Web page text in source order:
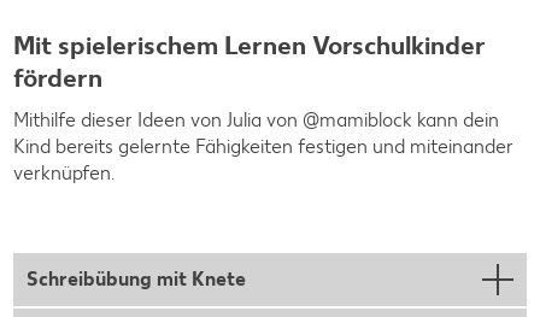
Mit spielerischem Lernen Vorschulkinder
fördern
Mithilfe dieser Ideen von Julia von @mamiblock kann dein
Kind bereits gelernte Fähigkeiten festigen und miteinander
verknüpfen.
Schreibübung mit Knete